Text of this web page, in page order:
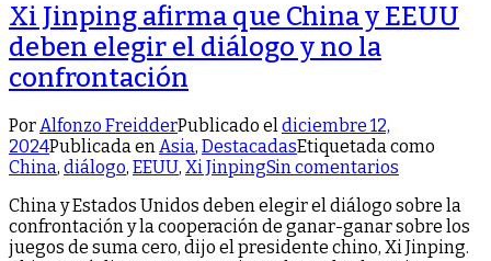
Xi Jinping afirma que China y EEUU
deben elegir el diálogo y no la
confrontación
PorAlfonzo FreidderPublicado eldiciembre 12,
2024Publicada enAsia, DestacadasEtiquetada como
China, diálogo, EEUU, Xi JinpingSin comentarios
Jinping
afirma
que
China y Estados Unidos deben elegir el diálogo sobre la
confrontación y la cooperación de ganar-ganar sobre los
juegos de suma cero, dijo el presidente chino, Xi Jinping.